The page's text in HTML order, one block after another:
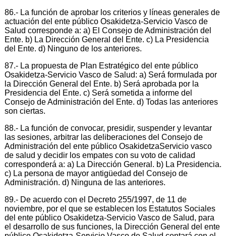
86.- La función de aprobar los criterios y líneas generales de
actuación del ente público Osakidetza-Servicio Vasco de
Salud corresponde a: a) El Consejo de Administración del
Ente. b) La Dirección General del Ente. c) La Presidencia
del Ente. d) Ninguno de los anteriores.
87.- La propuesta de Plan Estratégico del ente público
Osakidetza-Servicio Vasco de Salud: a) Será formulada por
la Dirección General del Ente. b) Será aprobada por la
Presidencia del Ente. c) Será sometida a informe del
Consejo de Administración del Ente. d) Todas las anteriores
son ciertas.
88.- La función de convocar, presidir, suspender y levantar
las sesiones, arbitrar las deliberaciones del Consejo de
Administración del ente público OsakidetzaServicio vasco
de salud y decidir los empates con su voto de calidad
corresponderá a: a) La Dirección General. b) La Presidencia.
c) La persona de mayor antigüedad del Consejo de
Administración. d) Ninguna de las anteriores.
89.- De acuerdo con el Decreto 255/1997, de 11 de
noviembre, por el que se establecen los Estatutos Sociales
del ente público Osakidetza-Servicio Vasco de Salud, para
el desarrollo de sus funciones, la Dirección General del ente